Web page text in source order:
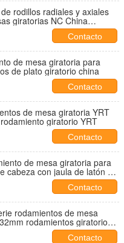
rodillos radiales y axiales
giratorias NC China
Contacto
de mesa giratoria para
de plato giratorio china
Contacto
giratorio YRT
Contacto
de mesa giratoria para
cabeza con jaula de latón de
Contacto
rodamientos de mesa
rodamientos giratorios
Contacto